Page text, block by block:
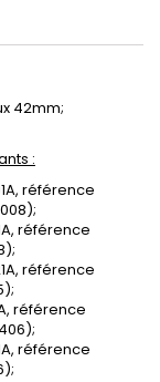
42mm;
:
référence
référence
référence
référence
référence